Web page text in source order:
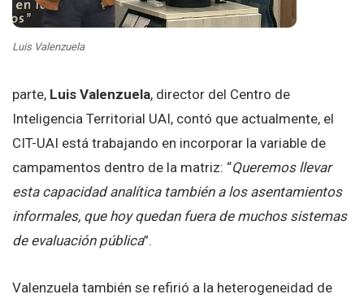
Luis Valenzuela
parte, Luis Valenzuela, director del Centro de
Inteligencia Territorial UAI, contó que actualmente, el
CIT-UAI está trabajando en incorporar la variable de
campamentos dentro de la matriz: “Queremos llevar
esta capacidad analítica también a los asentamientos
informales, que hoy quedan fuera de muchos sistemas
de evaluación pública”.
Valenzuela también se refirió a la heterogeneidad de